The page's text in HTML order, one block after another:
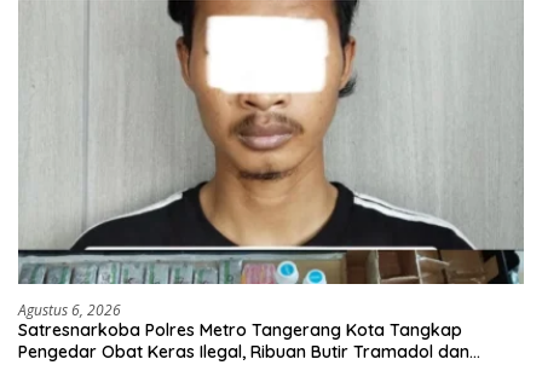
Agustus 6, 2026
Satresnarkoba Polres Metro Tangerang Kota Tangkap
Pengedar Obat Keras Ilegal, Ribuan Butir Tramadol dan